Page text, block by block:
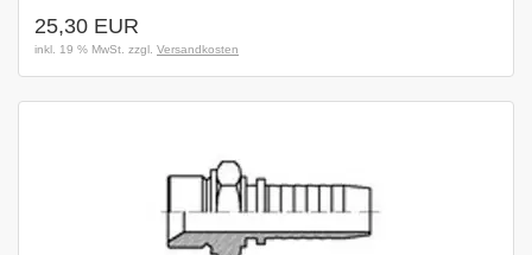
25,30 EUR
inkl. 19 % MwSt. zzgl. Versandkosten